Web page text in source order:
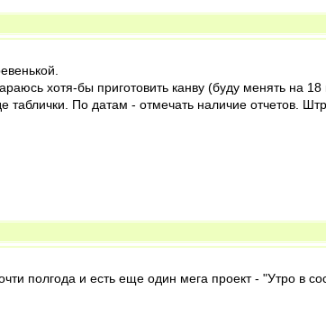
хотя-бы приготовить канву (буду менять на 18
таблички. По датам - отмечать наличие отчетов.
полгода и есть еще один мега проект - "Утро в